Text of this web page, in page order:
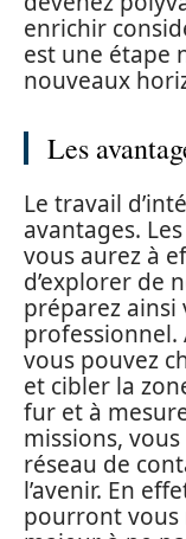
enrichir
est une étape
nouveaux
Les
Le travail
avantages.
vous aurez à
d’explorer de
préparez
professionnel.
vous pouvez
et cibler la
fur et à
missions,
réseau de
l’avenir. En
pourront